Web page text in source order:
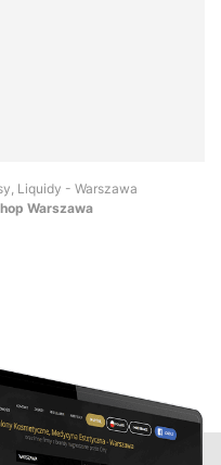
Liquidy - Warszawa
Warszawa